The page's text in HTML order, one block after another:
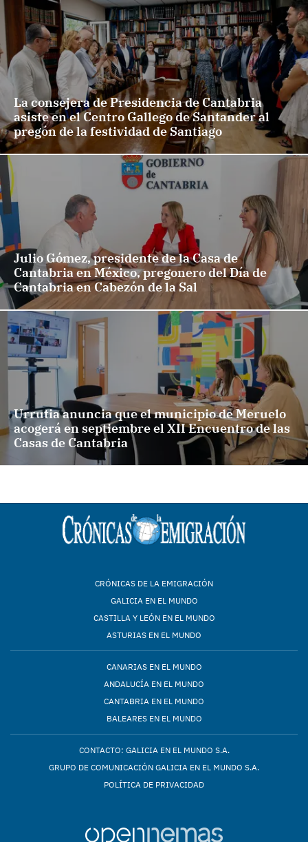
La consejera de Presidencia de Cantabria
asiste en el Centro Gallego de Santander al
pregón de la festividad de Santiago
Julio Gómez, presidente de la Casa de
Cantabria en México, pregonero del Día de
Cantabria en Cabezón de la Sal
Urrutia anuncia que el municipio de Meruelo
acogerá en septiembre el XII Encuentro de las
Casas de Cantabria
CRÓNICAS DE LA EMIGRACIÓN
GALICIA EN EL MUNDO
CASTILLA Y LEÓN EN EL MUNDO
ASTURIAS EN EL MUNDO
CANARIAS EN EL MUNDO
ANDALUCÍA EN EL MUNDO
CANTABRIA EN EL MUNDO
BALEARES EN EL MUNDO
CONTACTO: GALICIA EN EL MUNDO S.A.
GRUPO DE COMUNICACIÓN GALICIA EN EL MUNDO S.A.
POLÍTICA DE PRIVACIDAD